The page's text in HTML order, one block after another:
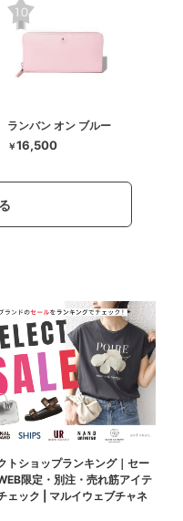
ランバン オン ブルー
￥16,500
トショップランキング｜セー
限定・別注・売れ筋アイテ
ェック | マルイウェブチャネ